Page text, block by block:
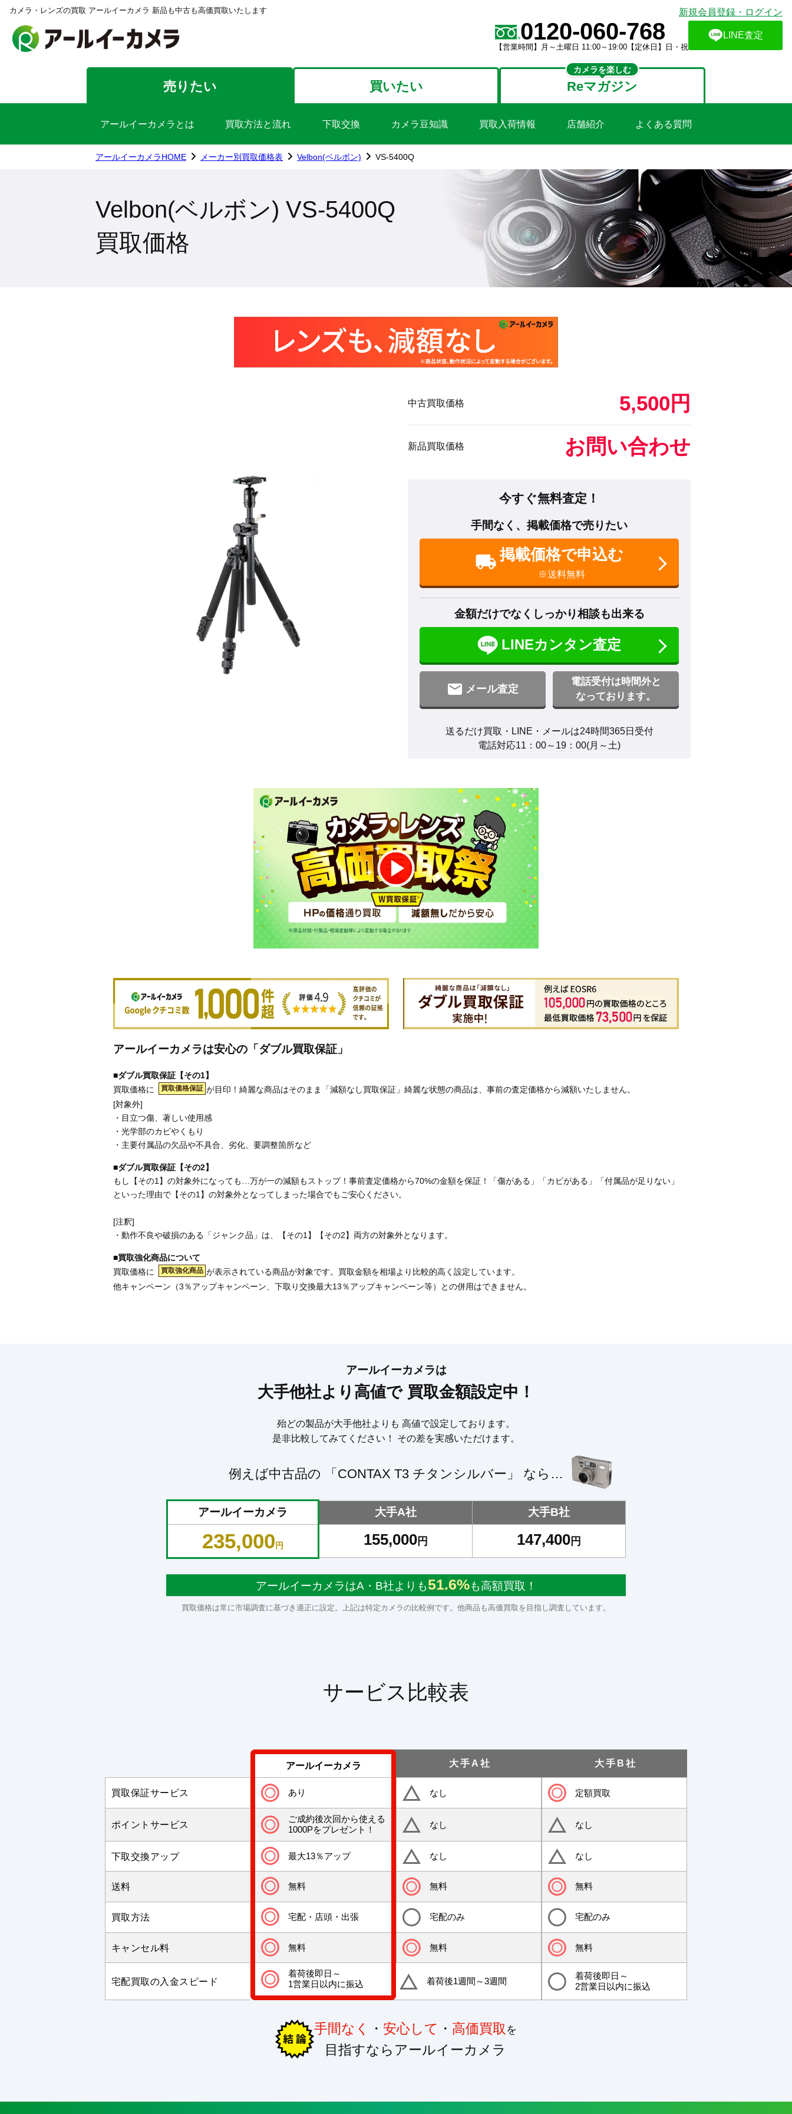
カメラ・レンズの買取 アールイーカメラ 新品も中古も高価買取いたします 新規会員登録・ログイン
0120-060-768
【営業時間】月～土曜日 11:00～19:00【定休日】日・祝
LINE査定
売りたい 買いたい Reマガジン
カメラを楽しむ
アールイーカメラとは 買取方法と流れ 下取交換 カメラ豆知識 買取入荷情報 店舗紹介 よくある質問
アールイーカメラHOME メーカー別買取価格表 Velbon(ベルボン) VS-5400Q
Velbon(ベルボン) VS-5400Q
買取価格
中古買取価格 5,500円
新品買取価格 お問い合わせ
今すぐ無料査定！
手間なく、掲載価格で売りたい
掲載価格で申込む
※送料無料
金額だけでなくしっかり相談も出来る
LINEカンタン査定
メール査定
電話受付は時間外と
なっております。
送るだけ買取・LINE・メールは24時間365日受付
電話対応11：00～19：00(月～土)
アールイーカメラは安心の「ダブル買取保証」
■ダブル買取保証【その1】
買取価格に
買取価格保証 が目印！綺麗な商品はそのまま「減額なし買取保証」綺麗な状態の商品は、事前の査定価格から減額いたしません。
[対象外]
・目立つ傷、著しい使用感
・光学部のカビやくもり
・主要付属品の欠品や不具合、劣化、要調整箇所など
■ダブル買取保証【その2】
もし【その1】の対象外になっても…万が一の減額もストップ！事前査定価格から70%の金額を保証！「傷がある」「カビがある」「付属品が足りない」
といった理由で【その1】の対象外となってしまった場合でもご安心ください。
[注釈]
・動作不良や破損のある「ジャンク品」は、【その1】【その2】両方の対象外となります。
■買取強化商品について
買取価格に
買取強化商品 が表示されている商品が対象です。買取金額を相場より比較的高く設定しています。
他キャンペーン（3％アップキャンペーン、下取り交換最大13％アップキャンペーン等）との併用はできません。
アールイーカメラは
大手他社より高値で 買取金額設定中！
殆どの製品が大手他社よりも 高値で設定しております。
是非比較してみてください！ その差を実感いただけます。
例えば中古品の 「CONTAX T3 チタンシルバー」 なら…
アールイーカメラ
235,000 円
大手A社
155,000円
大手B社
147,400円
アールイーカメラはA・B社よりも51.6%も高額買取！
買取価格は常に市場調査に基づき適正に設定。上記は特定カメラの比較例です。他商品も高価買取を目指し調査しています。
サービス比較表
アールイーカメラ 大手A社 大手B社
買取保証サービス あり なし 定額買取
ポイントサービス
ご成約後次回から使える
1000Pをプレゼント！
なし なし
下取交換アップ 最大13％アップ なし なし
送料 無料 無料 無料
買取方法 宅配・店頭・出張 宅配のみ 宅配のみ
キャンセル料 無料 無料 無料
宅配買取の入金スピード
着荷後即日～
1営業日以内に振込
着荷後1週間～3週間
着荷後即日～
2営業日以内に振込
手間なく ・ 安心して ・ 高価買取 を
目指すならアールイーカメラ